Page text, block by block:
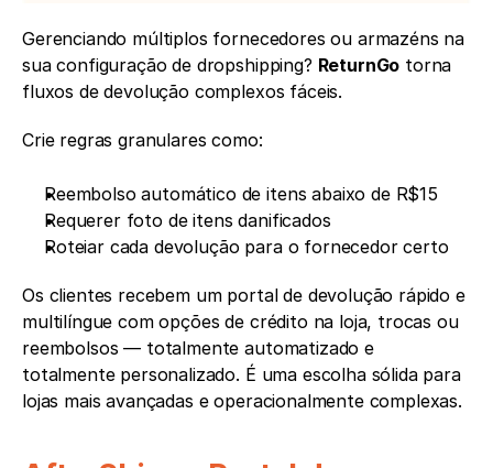
Gerenciando múltiplos fornecedores ou armazéns na
sua configuração de dropshipping? ReturnGo torna
fluxos de devolução complexos fáceis.
Crie regras granulares como:
Reembolso automático de itens abaixo de R$15
Requerer foto de itens danificados
Roteiar cada devolução para o fornecedor certo
Os clientes recebem um portal de devolução rápido e
multilíngue com opções de crédito na loja, trocas ou
reembolsos — totalmente automatizado e
totalmente personalizado. É uma escolha sólida para
lojas mais avançadas e operacionalmente complexas.